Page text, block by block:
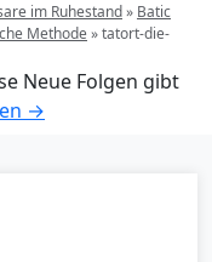
im Ruhestand» Batic
Methode»tatort-die-
Neue Folgen gibt
→